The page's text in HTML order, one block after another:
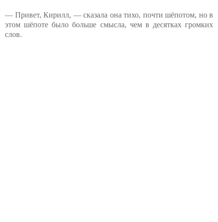
— Привет, Кирилл, — сказала она тихо, почти шёпотом, но в
этом шёпоте было больше смысла, чем в десятках громких
слов.